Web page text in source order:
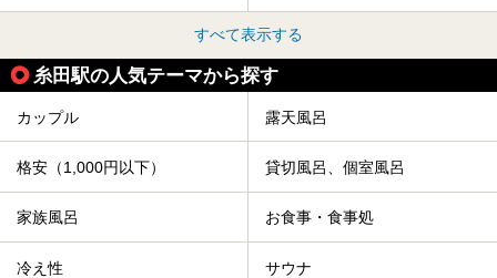
すべて表示する
糸田駅の人気テーマから探す
カップル 露天風呂
格安（1,000円以下） 貸切風呂、個室風呂
家族風呂 お食事・食事処
冷え性 サウナ